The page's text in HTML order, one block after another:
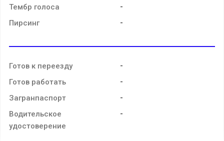
Тембр голоса -
Пирсинг -
Готов к переезду -
Готов работать -
Загранпаспорт -
Водительское
удостоверение
-